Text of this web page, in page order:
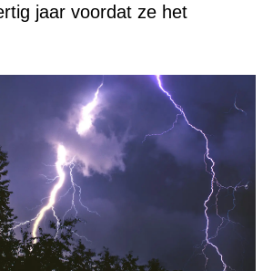
jaar voordat ze het